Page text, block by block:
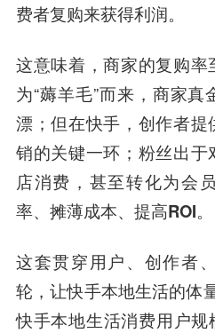
费者复购来获得利润。
这意味着，商家的复购率
为“薅羊毛”而来，商家
漂；但在快手，创作者
销的关键一环； 粉丝出于
店消费，甚至转化为会
率、摊薄成本、提高ROI。
这套贯穿用户、创作者
轮，让快手本地生活的体
快手本地生活消费用户规